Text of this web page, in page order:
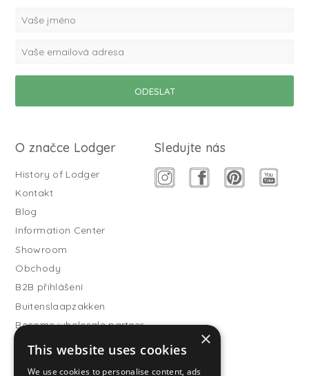
O značce Lodger
History of Lodger
Kontakt
Blog
Information Center
Showroom
Obchody
B2B přihlášení
Buitenslaapzakken
Become wholesale partner
Customer service
FAQ
Sledujte nás
×
This website uses cookies
We use cookies to personalise content, ads